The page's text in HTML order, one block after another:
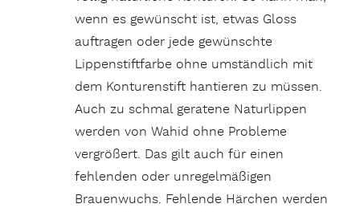
wenn es gewünscht ist, etwas Gloss
auftragen oder jede gewünschte
Lippenstiftfarbe ohne umständlich mit
dem Konturenstift hantieren zu müssen.
Auch zu schmal geratene Naturlippen
werden von Wahid ohne Probleme
vergrößert. Das gilt auch für einen
fehlenden oder unregelmäßigen
Brauenwuchs. Fehlende Härchen werden